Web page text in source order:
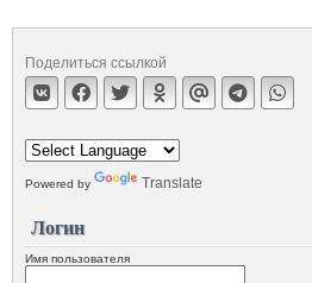
Поделиться ссылкой
Powered by Translate
Логин
Имя пользователя